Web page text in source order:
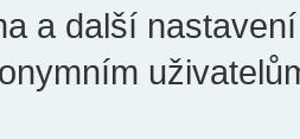
a další